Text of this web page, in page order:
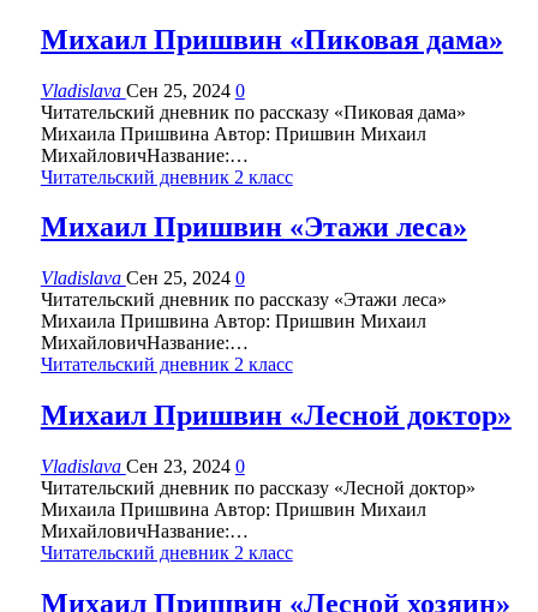
Михаил Пришвин «Пиковая дама»
Vladislava Сен 25, 2024 0
Читательский дневник по рассказу «Пиковая дама»
Михаила Пришвина Автор: Пришвин Михаил
МихайловичНазвание:…
Читательский дневник 2 класс
Михаил Пришвин «Этажи леса»
Vladislava Сен 25, 2024 0
Читательский дневник по рассказу «Этажи леса»
Михаила Пришвина Автор: Пришвин Михаил
МихайловичНазвание:…
Читательский дневник 2 класс
Михаил Пришвин «Лесной доктор»
Vladislava Сен 23, 2024 0
Читательский дневник по рассказу «Лесной доктор»
Михаила Пришвина Автор: Пришвин Михаил
МихайловичНазвание:…
Читательский дневник 2 класс
Михаил Пришвин «Лесной хозяин»